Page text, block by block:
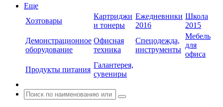
Еще
Хозтовары
Картриджи
и тонеры
Ежедневники
2016
Школа
2015
Демонстрационное
оборудование
Офисная
техника
Спецодежда,
инструменты
Мебель
для
офиса
Продукты питания
Галантерея,
сувениры